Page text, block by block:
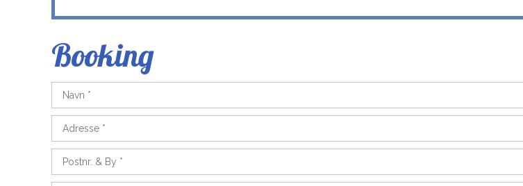
Booking​